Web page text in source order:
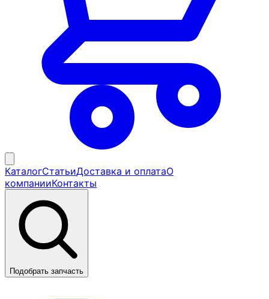
КаталогСтатьиДоставка и оплатаО
компанииКонтакты
Подобрать запчасть